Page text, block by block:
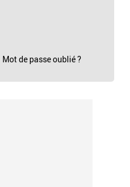
Mot de passe oublié ?